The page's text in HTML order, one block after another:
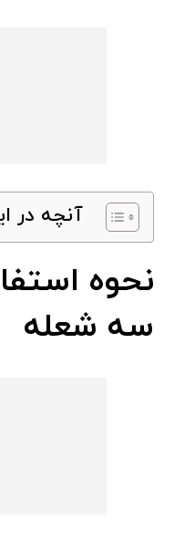
آنچه در
نحوه
سه شعله